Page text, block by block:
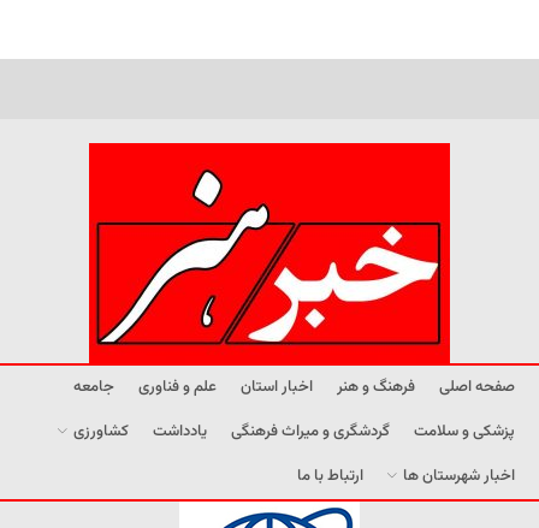
صفحه اصلی فرهنگ و هنر اخبار استان علم و فناوری
جامعه
پزشکی و سلامت
گردشگری و میراث فرهنگی یادداشت
کشاورزی
اخبار شهرستان ها
ارتباط با ما